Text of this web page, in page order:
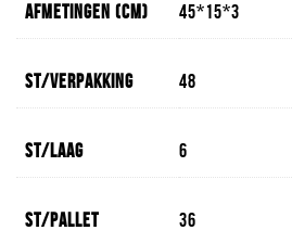
Afmetingen (cm) 45*15*3
St/verpakking 48
St/laag 6
St/pallet 36